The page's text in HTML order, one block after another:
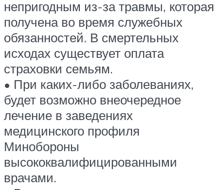
непригодным из-за травмы, которая
получена во время служебных
обязанностей. В смертельных
исходах существует оплата
страховки семьям.
• При каких-либо заболеваниях,
будет возможно внеочередное
лечение в заведениях
медицинского профиля
Минобороны
высококвалифицированными
врачами.